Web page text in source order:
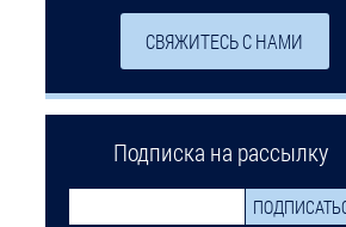
СВЯЖИТЕСЬ С НАМИ
Подписка на рассылку